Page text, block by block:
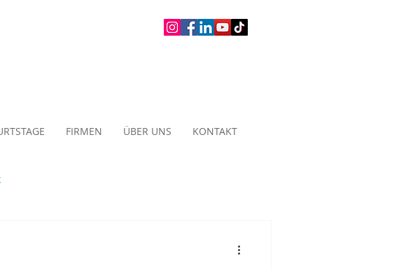
FIRMEN ÜBER UNS KONTAKT